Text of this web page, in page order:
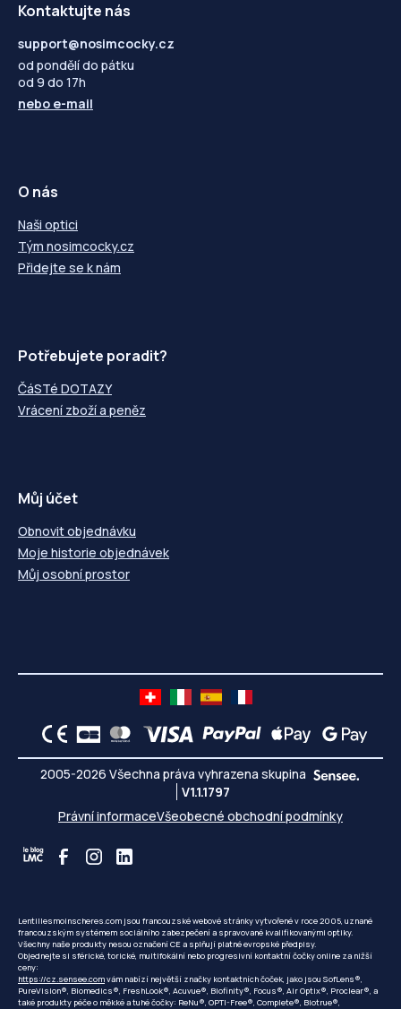
Kontaktujte nás
support@nosimcocky.cz
od pondělí do pátku
od 9 do 17h
nebo e-mail
O nás
Naši optici
Tým nosimcocky.cz
Přidejte se k nám
Potřebujete poradit?
ČáSTé DOTAZY
Vrácení zboží a peněz
Můj účet
Obnovit objednávku
Moje historie objednávek
Můj osobní prostor
2005-2026 Všechna práva vyhrazena skupina
V1.1.1797
Právní informaceVšeobecné obchodní podmínky
Lentillesmoinscheres.com jsou francouzské webové stránky vytvořené v roce 2005, uznané
francouzským systémem sociálního zabezpečení a spravované kvalifikovanými optiky.
Všechny naše produkty nesou označení CE a splňují platné evropské předpisy.
Objednejte si sférické, torické, multifokální nebo progresivní kontaktní čočky online za nižší
ceny:
https://cz.sensee.comvám nabízí největší značky kontaktních čoček, jako jsou SofLens®,
PureVision®, Biomedics®, FreshLook®, Acuvue®, Biofinity®, Focus®, Air Optix®, Proclear®, a
také produkty péče o měkké a tuhé čočky: ReNu®, OPTI-Free®, Complete®, Biotrue®,